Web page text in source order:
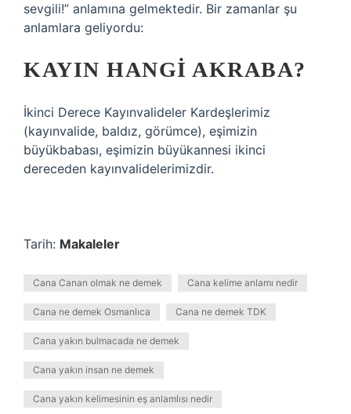
sevgili!” anlamına gelmektedir. Bir zamanlar şu
anlamlara geliyordu:
KAYIN HANGI AKRABA?
İkinci Derece Kayınvalideler Kardeşlerimiz
(kayınvalide, baldız, görümce), eşimizin
büyükbabası, eşimizin büyükannesi ikinci
dereceden kayınvalidelerimizdir.
Tarih: Makaleler
Cana Canan olmak ne demek Cana kelime anlamı nedir
Cana ne demek Osmanlıca Cana ne demek TDK
Cana yakın bulmacada ne demek
Cana yakın insan ne demek
Cana yakın kelimesinin eş anlamlısı nedir